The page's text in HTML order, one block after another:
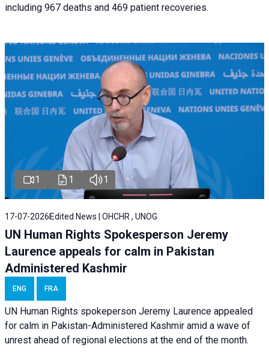
including 967 deaths and 469 patient recoveries.
1 1 1
17-07-2026 Edited News | OHCHR , UNOG
UN Human Rights Spokesperson Jeremy
Laurence appeals for calm in Pakistan
Administered Kashmir
ENG FRA
UN Human Rights spokeperson Jeremy Laurence appealed
for calm in Pakistan-Administered Kashmir amid a wave of
unrest ahead of regional elections at the end of the month.